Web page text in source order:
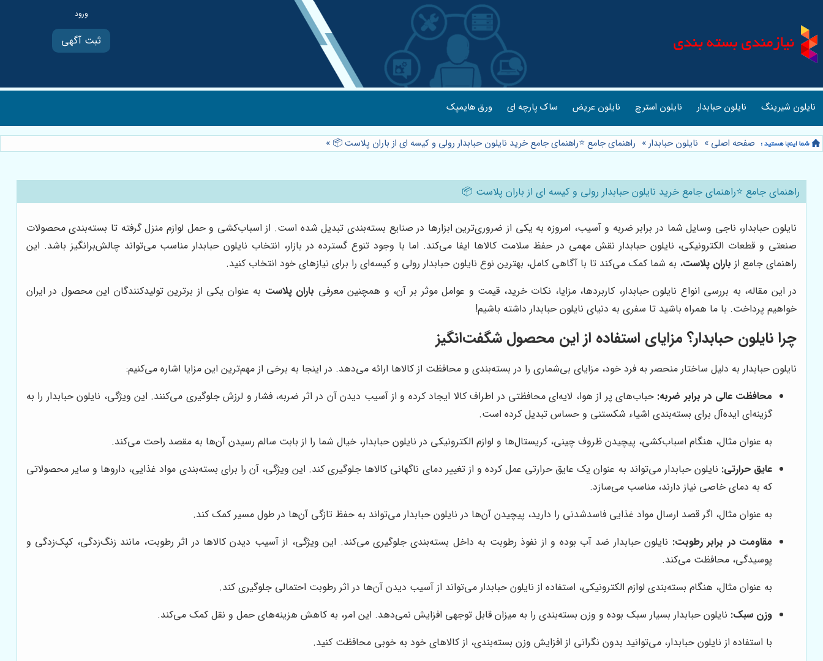
ثبت آگهی
نایلون شیرینگ نایلون حبابدار نایلون استرچ نایلون عریض ساک پارچه ای ورق هایمپک
صفحه اصلی » نایلون حبابدار» راهنمای جامع ⭐️راهنمای جامع خرید نایلون حبابدار رولی و کیسه ای از باران پلاست 📦 »
راهنمای جامع ⭐️راهنمای جامع خرید نایلون حبابدار رولی و کیسه ای از باران پلاست 📦
نایلون حبابدار، ناجی وسایل شما در برابر ضربه و آسیب، امروزه به یکی از ضروری‌ترین ابزارها در صنایع بسته‌بندی تبدیل شده است. از اسباب‌کشی و حمل لوازم منزل گرفته تا بسته‌بندی محصولات
صنعتی و قطعات الکترونیکی، نایلون حبابدار نقش مهمی در حفظ سلامت کالاها ایفا می‌کند. اما با وجود تنوع گسترده در بازار، انتخاب نایلون حبابدار مناسب می‌تواند چالش‌برانگیز باشد. این
راهنمای جامع از باران پلاست، به شما کمک می‌کند تا با آگاهی کامل، بهترین نوع نایلون حبابدار رولی و کیسه‌ای را برای نیازهای خود انتخاب کنید.
در این مقاله، به بررسی انواع نایلون حبابدار، کاربردها، مزایا، نکات خرید، قیمت و عوامل موثر بر آن، و همچنین معرفی باران پلاست به عنوان یکی از برترین تولیدکنندگان این محصول در ایران
خواهیم پرداخت. با ما همراه باشید تا سفری به دنیای نایلون حبابدار داشته باشیم!
چرا نایلون حبابدار؟ مزایای استفاده از این محصول شگفت‌انگیز
نایلون حبابدار به دلیل ساختار منحصر به فرد خود، مزایای بی‌شماری را در بسته‌بندی و محافظت از کالاها ارائه می‌دهد. در اینجا به برخی از مهم‌ترین این مزایا اشاره می‌کنیم:
محافظت عالی در برابر ضربه: حباب‌های پر از هوا، لایه‌ای محافظتی در اطراف کالا ایجاد کرده و از آسیب دیدن آن در اثر ضربه، فشار و لرزش جلوگیری می‌کنند. این ویژگی، نایلون حبابدار را به
گزینه‌ای ایده‌آل برای بسته‌بندی اشیاء شکستنی و حساس تبدیل کرده است.
به عنوان مثال، هنگام اسباب‌کشی، پیچیدن ظروف چینی، کریستال‌ها و لوازم الکترونیکی در نایلون حبابدار، خیال شما را از بابت سالم رسیدن آن‌ها به مقصد راحت می‌کند.
عایق حرارتی: نایلون حبابدار می‌تواند به عنوان یک عایق حرارتی عمل کرده و از تغییر دمای ناگهانی کالاها جلوگیری کند. این ویژگی، آن را برای بسته‌بندی مواد غذایی، داروها و سایر محصولاتی
که به دمای خاصی نیاز دارند، مناسب می‌سازد.
به عنوان مثال، اگر قصد ارسال مواد غذایی فاسدشدنی را دارید، پیچیدن آن‌ها در نایلون حبابدار می‌تواند به حفظ تازگی آن‌ها در طول مسیر کمک کند.
مقاومت در برابر رطوبت: نایلون حبابدار ضد آب بوده و از نفوذ رطوبت به داخل بسته‌بندی جلوگیری می‌کند. این ویژگی، از آسیب دیدن کالاها در اثر رطوبت، مانند زنگ‌زدگی، کپک‌زدگی و
پوسیدگی، محافظت می‌کند.
به عنوان مثال، هنگام بسته‌بندی لوازم الکترونیکی، استفاده از نایلون حبابدار می‌تواند از آسیب دیدن آن‌ها در اثر رطوبت احتمالی جلوگیری کند.
وزن سبک: نایلون حبابدار بسیار سبک بوده و وزن بسته‌بندی را به میزان قابل توجهی افزایش نمی‌دهد. این امر، به کاهش هزینه‌های حمل و نقل کمک می‌کند.
با استفاده از نایلون حبابدار، می‌توانید بدون نگرانی از افزایش وزن بسته‌بندی، از کالاهای خود به خوبی محافظت کنید.